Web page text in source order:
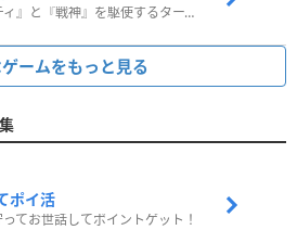
武器の『アビリティ』と『戦神』を駆使するターン制コマンドバトルRPG！
ゲームをもっと見る
ポイ活
ってお世話してポイントゲット！